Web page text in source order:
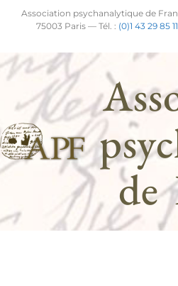
Association psychanalytique de
75003 Paris — Tél. : (0)1 43 29 85 11
de